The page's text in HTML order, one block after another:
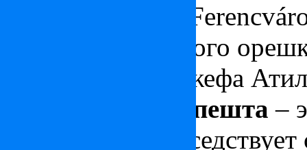
Город Ференца
Пашня чернильного
Микрорайон Йожефа
XIII район Будапешта –
район Пешта,